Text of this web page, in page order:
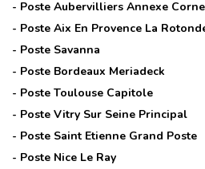
- Poste Aubervilliers Annexe
- Poste Aix En Provence La
- Poste Savanna
- Poste Bordeaux Meriadeck
- Poste Toulouse Capitole
- Poste Vitry Sur Seine Principal
- Poste Saint Etienne Grand Poste
- Poste Nice Le Ray